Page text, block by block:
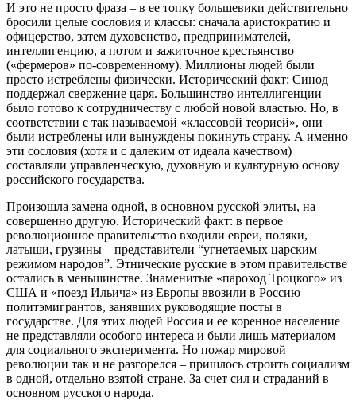
И это не просто фраза – в ее топку большевики действительно
бросили целые сословия и классы: сначала аристократию и
офицерство, затем духовенство, предпринимателей,
интеллигенцию, а потом и зажиточное крестьянство
(«фермеров» по-современному). Миллионы людей были
просто истреблены физически. Исторический факт: Синод
поддержал свержение царя. Большинство интеллигенции
было готово к сотрудничеству с любой новой властью. Но, в
соответствии с так называемой «классовой теорией», они
были истреблены или вынуждены покинуть страну. А именно
эти сословия (хотя и с далеким от идеала качеством)
составляли управленческую, духовную и культурную основу
российского государства.
Произошла замена одной, в основном русской элиты, на
совершенно другую. Исторический факт: в первое
революционное правительство входили евреи, поляки,
латыши, грузины – представители “угнетаемых царским
режимом народов”. Этнические русские в этом правительстве
остались в меньшинстве. Знаменитые «пароход Троцкого» из
США и «поезд Ильича» из Европы ввозили в Россию
политэмигрантов, занявших руководящие посты в
государстве. Для этих людей Россия и ее коренное население
не представляли особого интереса и были лишь материалом
для социального эксперимента. Но пожар мировой
революции так и не разгорелся – пришлось строить социализм
в одной, отдельно взятой стране. За счет сил и страданий в
основном русского народа.